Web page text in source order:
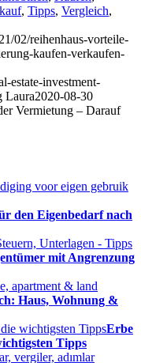
, Tipps, Vergleich,
02/reihenhaus-vorteile-
kaufen-verkaufen-
estate-investment-
Laura2020-08-30
Vermietung – Darauf
den Eigenbedarf nach
mit Angrenzung
Haus, Wohnung &
Erbe
Tipps